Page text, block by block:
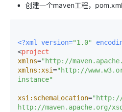
创建一个maven工程，pom.xml
<?xml version="1.0"
<project
xmlns="http://
xmlns:xsi="http://
instance"
xsi:schemaLocation="http://
http://maven.apache.org/